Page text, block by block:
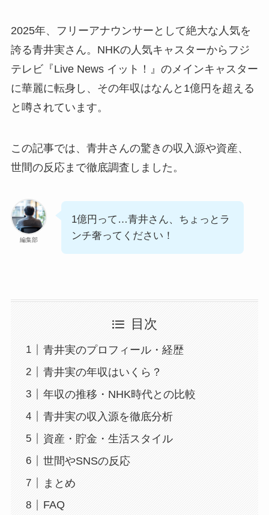
2025年、フリーアナウンサーとして絶大な人気を
誇る青井実さん。NHKの人気キャスターからフジ
テレビ『Live News イット！』のメインキャスター
に華麗に転身し、その年収はなんと1億円を超える
と噂されています。
この記事では、青井さんの驚きの収入源や資産、
世間の反応まで徹底調査しました。
編集部
1億円って…青井さん、ちょっとラ
ンチ奢ってください！
目次
青井実のプロフィール・経歴
青井実の年収はいくら？
年収の推移・NHK時代との比較
青井実の収入源を徹底分析
資産・貯金・生活スタイル
世間やSNSの反応
まとめ
FAQ